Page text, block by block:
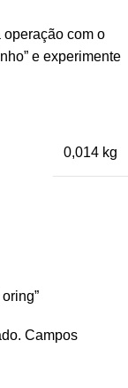
operação com o
e experimente
0,014 kg
Campos